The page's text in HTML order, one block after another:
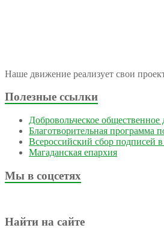
Наше движение реализует свои
Полезные ссылки
Добровольческое
Благотворительная
Всероссийский сбор подписей
Магаданская епархия
Мы в соцсетях
Найти на сайте